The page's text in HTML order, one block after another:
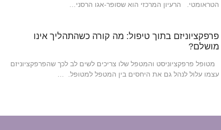
הטראומטי. הרעיון המרכזי הוא שסופר-אגו הרסני…
פרפקציוניזם בתוך טיפול: מה קורה כשהתהליך אינו
מושלם?
מטופל פרפקציוניסט והמטפל שלו צריכים לשים לב לכך שהפרפקציוניזם
עצמו עלול לנהל גם את היחסים בין המטפל למטופל. …